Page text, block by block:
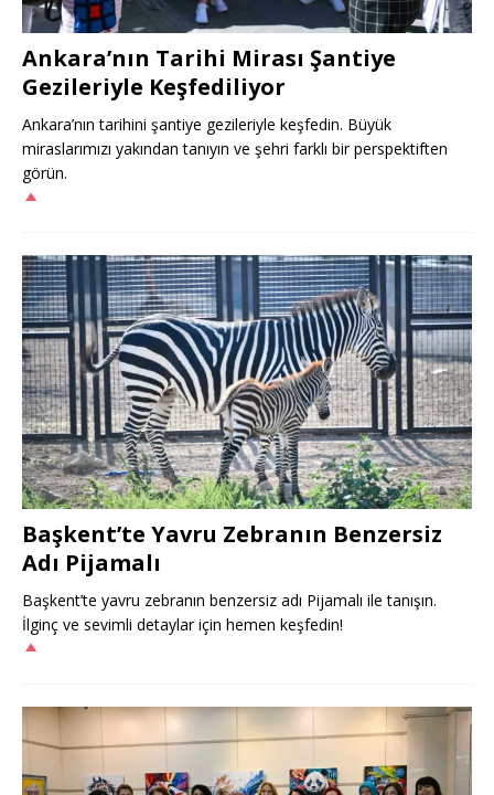
Ankara’nın Tarihi Mirası Şantiye
Gezileriyle Keşfediliyor
Ankara’nın tarihini şantiye gezileriyle keşfedin. Büyük
miraslarımızı yakından tanıyın ve şehri farklı bir perspektiften
görün.
Başkent’te Yavru Zebranın Benzersiz
Adı Pijamalı
Başkent’te yavru zebranın benzersiz adı Pijamalı ile tanışın.
İlginç ve sevimli detaylar için hemen keşfedin!